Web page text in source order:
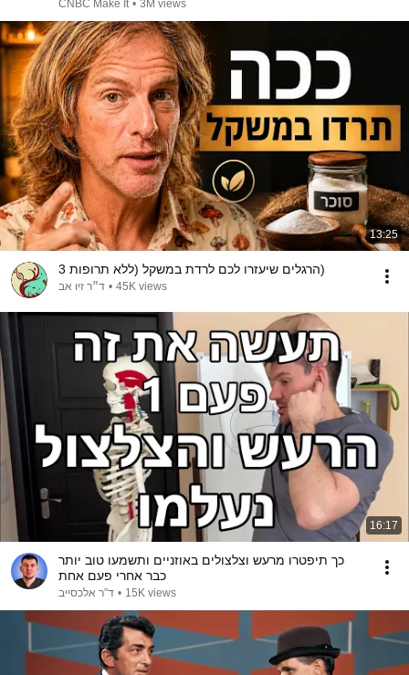
CNBC Make It • 3M views
13:25
3 הרגלים שיעזרו לכם לרדת במשקל (ללא תרופות)
ד״ר זיו אב • 45K views
16:17
כך תיפטרו מרעש וצלצולים באוזניים ותשמעו טוב יותר
כבר אחרי פעם אחת
ד”ר אלכסייב • 15K views